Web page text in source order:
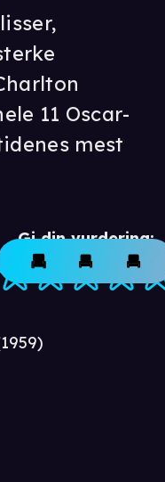
Gi din vurdering:
11 Oscar-
mest